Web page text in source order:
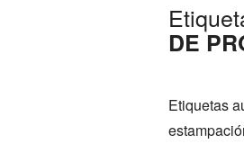
DE
Etiquetas